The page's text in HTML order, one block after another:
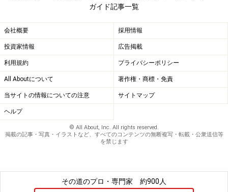
ガイド記事一覧
会社概要 採用情報
投資家情報 広告掲載
利用規約 プライバシーポリシー
All Aboutについて 著作権・商標・免責
当サイトの情報についての注意 サイトマップ
ヘルプ
© All About, Inc. All rights reserved.
掲載の記事・写真・イラストなど、すべてのコンテンツの無断複写・転載・公衆送信等
を禁じます
その道のプロ・専門家 約900人